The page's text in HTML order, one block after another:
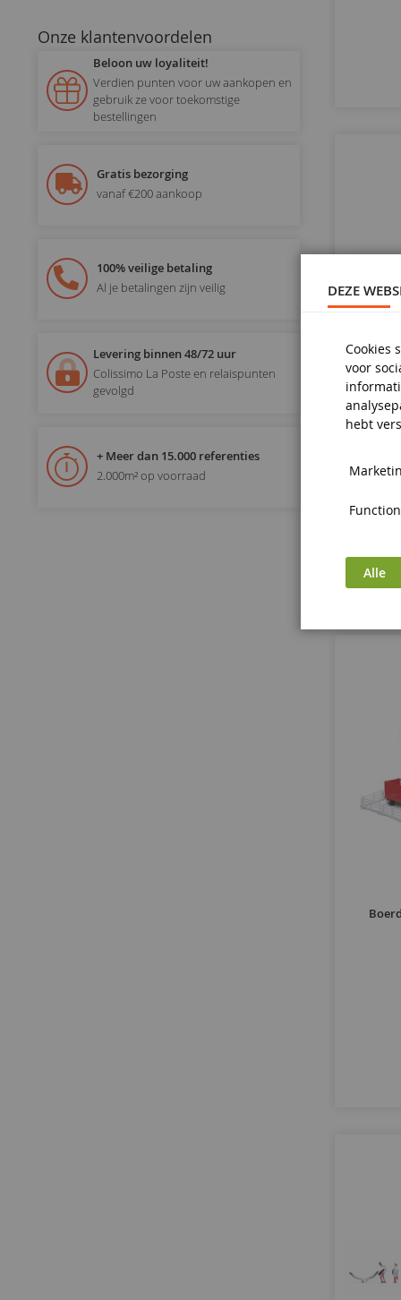
XL
Onze klantenvoordelen
Beloon uw loyaliteit!
Verdien punten voor uw aankopen en
gebruik ze voor toekomstige
bestellingen
Gratis bezorging
vanaf €200 aankoop
100% veilige betaling
Al je betalingen zijn veilig
Levering binnen 48/72 uur
Colissimo La Poste en relaispunten
gevolgd
+ Meer dan 15.000 referenties
2.000m² op voorraad
DEZE
Cookies
voor
hebt
Alle